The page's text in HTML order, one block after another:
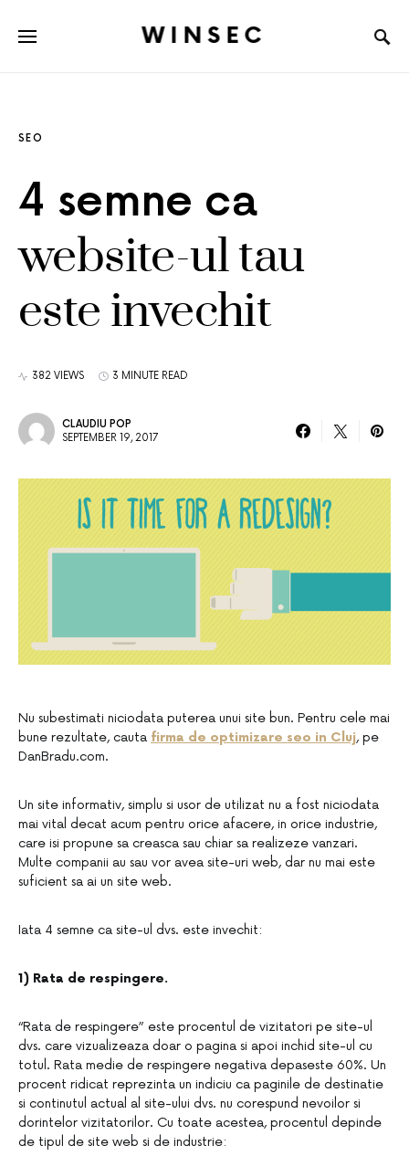
WINSEC
SEO
4 semne ca
website-ul tau
este invechit
382 VIEWS 3 MINUTE READ
CLAUDIU POP
SEPTEMBER 19, 2017
Nu subestimati niciodata puterea unui site bun. Pentru cele mai
bune rezultate, cauta firma de optimizare seo in Cluj, pe
DanBradu.com.
Un site informativ, simplu si usor de utilizat nu a fost niciodata
mai vital decat acum pentru orice afacere, in orice industrie,
care isi propune sa creasca sau chiar sa realizeze vanzari.
Multe companii au sau vor avea site-uri web, dar nu mai este
suficient sa ai un site web.
Iata 4 semne ca site-ul dvs. este invechit:
1) Rata de respingere.
“Rata de respingere” este procentul de vizitatori pe site-ul
dvs. care vizualizeaza doar o pagina si apoi inchid site-ul cu
totul. Rata medie de respingere negativa depaseste 60%. Un
procent ridicat reprezinta un indiciu ca paginile de destinatie
si continutul actual al site-ului dvs. nu corespund nevoilor si
dorintelor vizitatorilor. Cu toate acestea, procentul depinde
de tipul de site web si de industrie: